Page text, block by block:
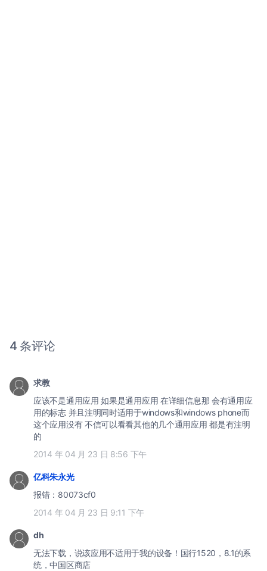
4 条评论
求教
应该不是通用应用 如果是通用应用 在详细信息那 会有通用应
用的标志 并且注明同时适用于windows和windows phone而
这个应用没有 不信可以看看其他的几个通用应用 都是有注明
的
2014 年 04 月 23 日 8:56 下午
亿科朱永光
报错：80073cf0
2014 年 04 月 23 日 9:11 下午
dh
无法下载，说该应用不适用于我的设备！国行1520，8.1的系
统，中国区商店